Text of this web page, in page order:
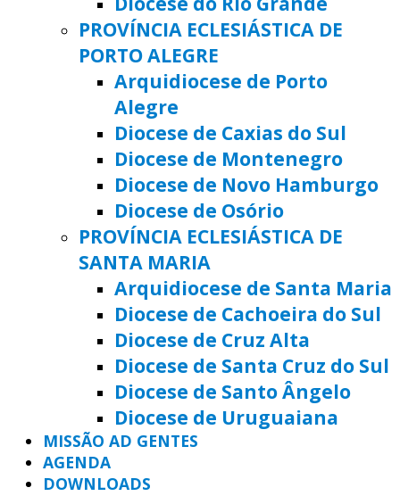
PROVÍNCIA ECLESIÁSTICA DE
PORTO ALEGRE
Arquidiocese de Porto
Alegre
Diocese de Caxias do Sul
Diocese de Montenegro
Diocese de Novo Hamburgo
Diocese de Osório
PROVÍNCIA ECLESIÁSTICA DE
SANTA MARIA
Arquidiocese de Santa Maria
Diocese de Cachoeira do Sul
Diocese de Cruz Alta
Diocese de Santa Cruz do Sul
Diocese de Santo Ângelo
Diocese de Uruguaiana
MISSÃO AD GENTES
AGENDA
DOWNLOADS